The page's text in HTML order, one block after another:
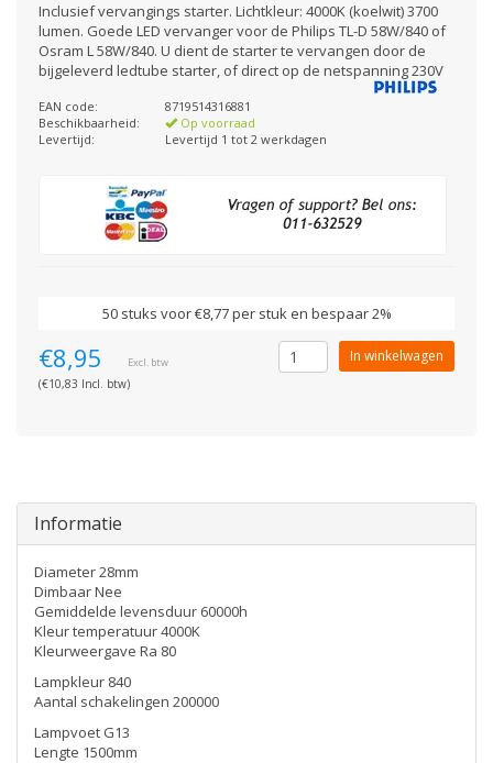
Inclusief vervangings starter. Lichtkleur: 4000K (koelwit) 3700
lumen. Goede LED vervanger voor de Philips TL-D 58W/840 of
Osram L 58W/840. U dient de starter te vervangen door de
bijgeleverd ledtube starter, of direct op de netspanning 230V
EAN code:
8719514316881
Beschikbaarheid:
Op voorraad
Levertijd:
Levertijd 1 tot 2 werkdagen
50 stuks voor €8,77 per stuk en bespaar 2%
€8,95 Excl. btw
(€10,83 Incl. btw)
In winkelwagen
Informatie
Diameter 28mm
Dimbaar Nee
Gemiddelde levensduur 60000h
Kleur temperatuur 4000K
Kleurweergave Ra 80
Lampkleur 840
Aantal schakelingen 200000
Lampvoet G13
Lengte 1500mm